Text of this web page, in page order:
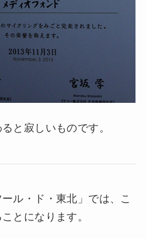
と寂しいものです。
ル・ド・東北」では、こ
とになります。